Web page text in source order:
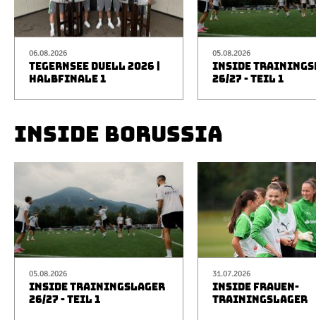
06.08.2026
TEGERNSEE DUELL 2026 |
HALBFINALE 1
05.08.2026
INSIDE
26/27 - TEIL 1
INSIDE BORUSSIA
05.08.2026
INSIDE TRAININGSLAGER
26/27 - TEIL 1
31.07.2026
INSIDE FRAUEN-
TRAININGSLAGER